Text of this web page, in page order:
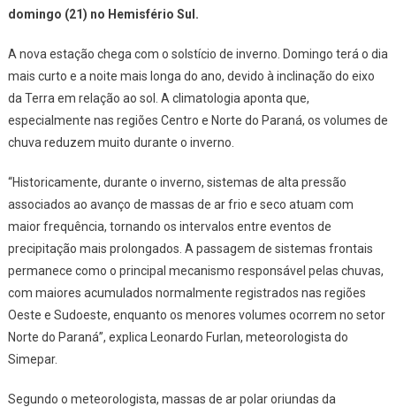
Do
Que
domingo (21) no Hemisfério Sul.
A nova estação chega com o solstício de inverno. Domingo terá o dia
mais curto e a noite mais longa do ano, devido à inclinação do eixo
da Terra em relação ao sol. A climatologia aponta que,
especialmente nas regiões Centro e Norte do Paraná, os volumes de
chuva reduzem muito durante o inverno.
“Historicamente, durante o inverno, sistemas de alta pressão
associados ao avanço de massas de ar frio e seco atuam com
maior frequência, tornando os intervalos entre eventos de
precipitação mais prolongados. A passagem de sistemas frontais
permanece como o principal mecanismo responsável pelas chuvas,
com maiores acumulados normalmente registrados nas regiões
Oeste e Sudoeste, enquanto os menores volumes ocorrem no setor
Norte do Paraná”, explica Leonardo Furlan, meteorologista do
Simepar.
Segundo o meteorologista, massas de ar polar oriundas da